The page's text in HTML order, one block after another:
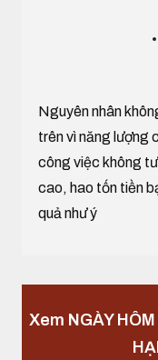
Nguyên nhân
trên vì năng lượng
công việc không
cao, hao tốn tiền
quả như ý
Xem NGÀY